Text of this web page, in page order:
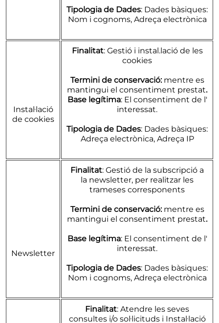
Tipologia de Dades: Dades bàsiques:
Nom i cognoms, Adreça electrònica
Instal·lació
de cookies
Finalitat: Gestió i instal.lació de les
cookies
Termini de conservació: mentre es
mantingui el consentiment prestat.
Base legítima: El consentiment de l'
interessat.
Tipologia de Dades: Dades bàsiques:
Adreça electrònica, Adreça IP
Newsletter
Finalitat: Gestió de la subscripció a
la newsletter, per realitzar les
trameses corresponents
Termini de conservació: mentre es
mantingui el consentiment prestat.
Base legítima: El consentiment de l'
interessat.
Tipologia de Dades: Dades bàsiques:
Nom i cognoms, Adreça electrònica
Finalitat: Atendre les seves
consultes i/o sol·licituds i Instal·lació